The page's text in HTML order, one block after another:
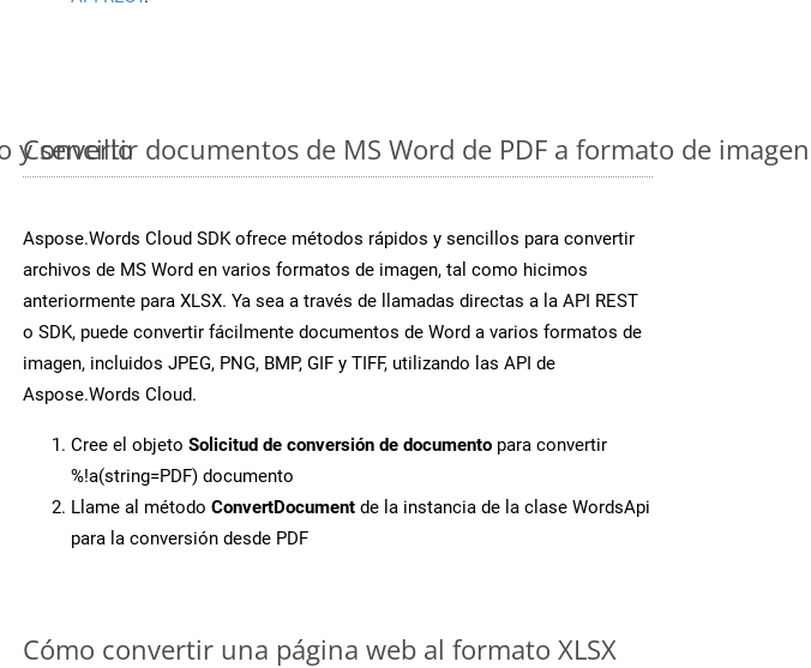
y sencillo
Convertir documentos de MS Word de PDF a formato de
Aspose.Words Cloud SDK ofrece métodos rápidos y sencillos para convertir
archivos de MS Word en varios formatos de imagen, tal como hicimos
anteriormente para XLSX. Ya sea a través de llamadas directas a la API REST
o SDK, puede convertir fácilmente documentos de Word a varios formatos de
imagen, incluidos JPEG, PNG, BMP, GIF y TIFF, utilizando las API de
Aspose.Words Cloud.
Cree el objeto Solicitud de conversión de documento para convertir
%!a(string=PDF) documento
Llame al método ConvertDocument de la instancia de la clase WordsApi
para la conversión desde PDF
Cómo convertir una página web al formato XLSX